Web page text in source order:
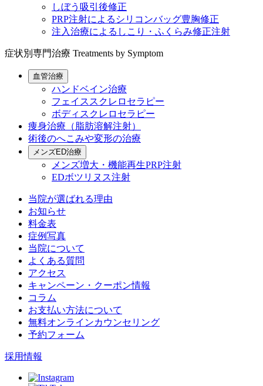
しぼう吸引後修正
PRP注射によるシリコンバッグ豊胸修正
注入治療によるしこり・ふくらみ修正注射
症状別専門治療 Treatments by Symptom
血管治療
ハンドベイン治療
フェイススクレロセラピー
ボディスクレロセラピー
痩身治療（脂肪溶解注射）
術後のへこみや変形の治療
メンズED治療
メンズ増大・機能再生PRP注射
EDボツリヌス注射
当院が選ばれる理由
お知らせ
料金表
症例写真
当院について
よくある質問
アクセス
キャンペーン・クーポン情報
コラム
お支払い方法について
無料オンラインカウンセリング
予約フォーム
採用情報